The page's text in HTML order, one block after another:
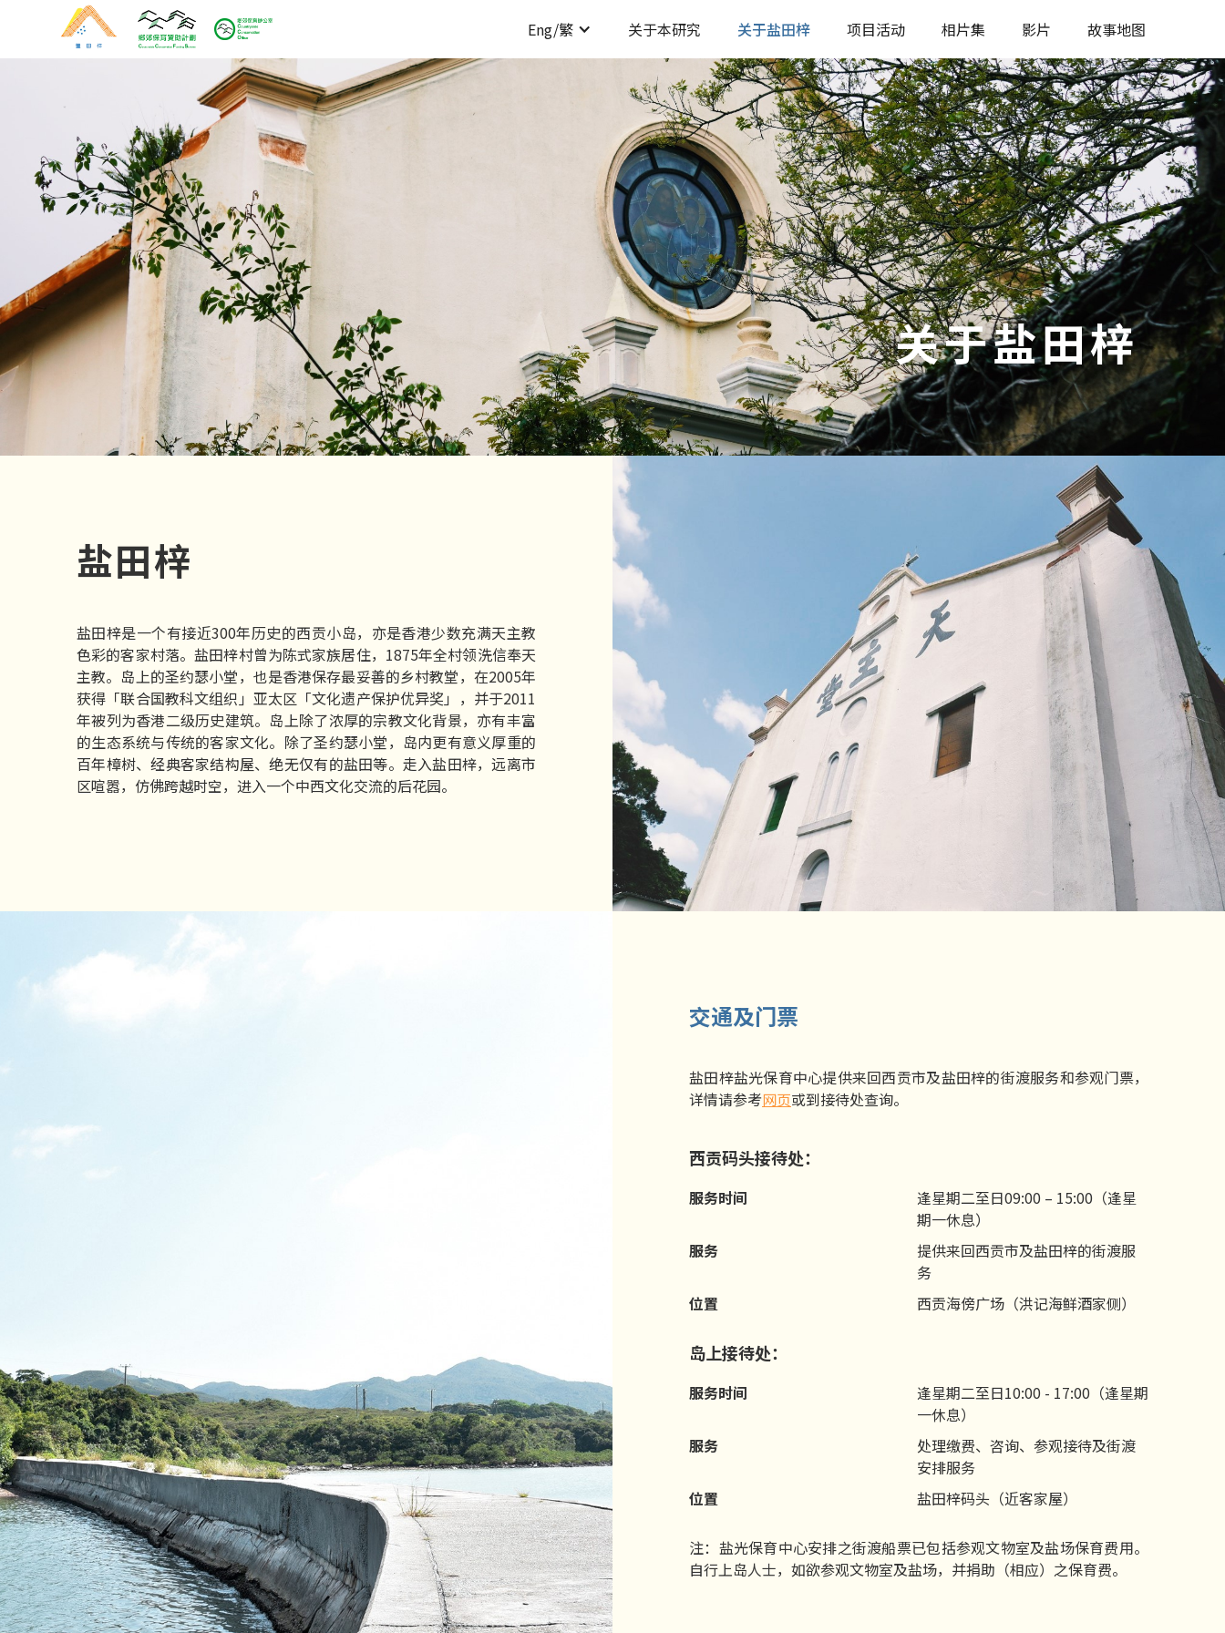
Eng/繁 关于本研究 关于盐田梓 项目活动 相片集 影片 故事地图
关于盐田梓
盐田梓
盐田梓是一个有接近300年历史的西贡小岛，亦是香港少数充满天主教
色彩的客家村落。盐田梓村曾为陈式家族居住，1875年全村领洗信奉天
主教。岛上的圣约瑟小堂，也是香港保存最妥善的乡村教堂，在2005年
获得「联合国教科文组织」亚太区「文化遗产保护优异奖」，并于2011
年被列为香港二级历史建筑。岛上除了浓厚的宗教文化背景，亦有丰富
的生态系统与传统的客家文化。除了圣约瑟小堂，岛内更有意义厚重的
百年樟树、经典客家结构屋、绝无仅有的盐田等。走入盐田梓，远离市
区喧嚣，仿佛跨越时空，进入一个中西文化交流的后花园。
交通及门票
盐田梓盐光保育中心提供来回西贡市及盐田梓的街渡服务和参观门票，
详情请参考网页或到接待处查询。
西贡码头接待处：
服务时间
逢星期二至日09:00 – 15:00（逢星
期一休息）
服务
提供来回西贡市及盐田梓的街渡服
务
位置
西贡海傍广场（洪记海鲜酒家侧）
岛上接待处：
服务时间
逢星期二至日10:00 - 17:00（逢星期
一休息）
服务
处理缴费、咨询、参观接待及街渡
安排服务
位置
盐田梓码头（近客家屋）
注：盐光保育中心安排之街渡船票已包括参观文物室及盐场保育费用。
自行上岛人士，如欲参观文物室及盐场，并捐助（相应）之保育费。